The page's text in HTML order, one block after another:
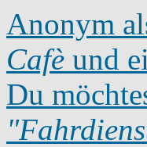
Anonym
Cafè und
Du